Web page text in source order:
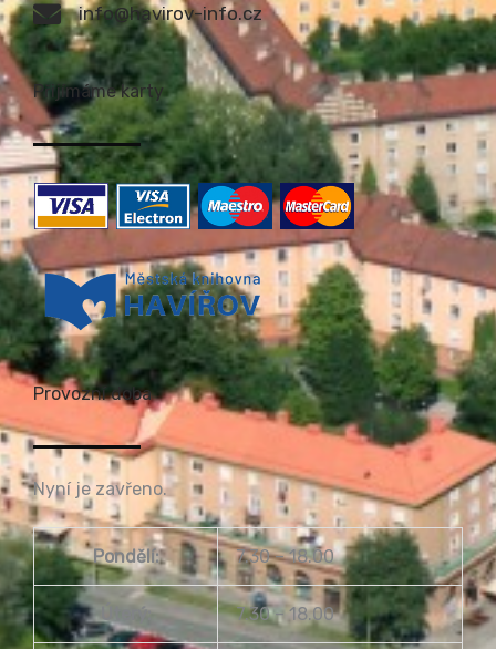
info@havirov-info.cz
Přijímáme karty
Provozní doba
Nyní je zavřeno.
Pondělí: 7.30 – 18.00
Úterý: 7.30 – 18.00